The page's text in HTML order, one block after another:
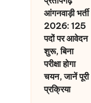
आंगनवाड़ी भर्ती
2026: 125
पदों पर आवेदन
शुरू, बिना
परीक्षा होगा
चयन, जानें पूरी
प्रक्रिया